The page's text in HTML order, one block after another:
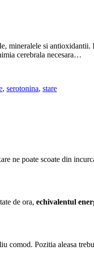
mineralele si antioxidantii.
cerebrala necesara…
, serotonina, stare
ne poate scoate din
de ora, echivalentul
comod. Pozitia aleasa